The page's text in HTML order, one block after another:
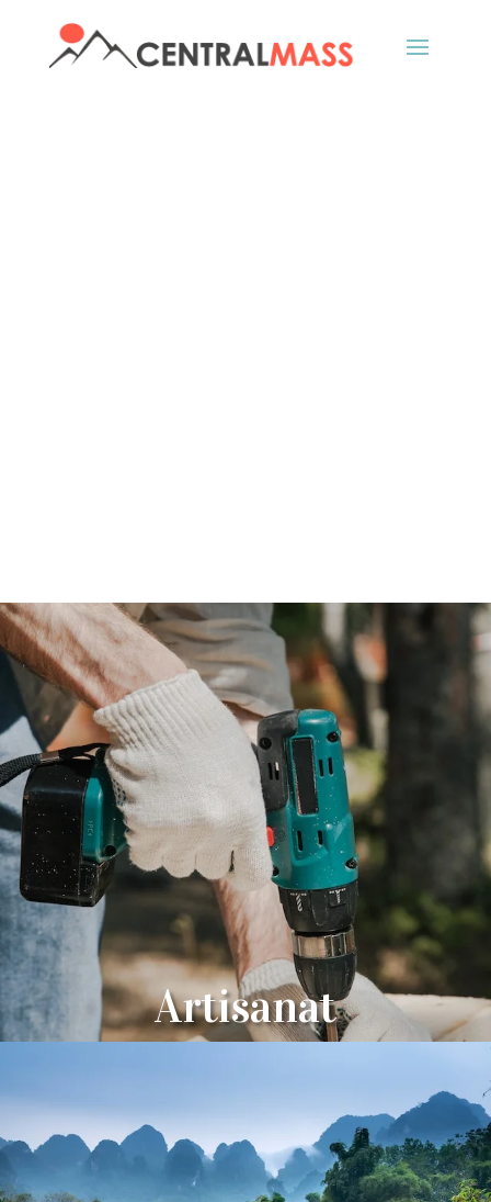
Artisanat